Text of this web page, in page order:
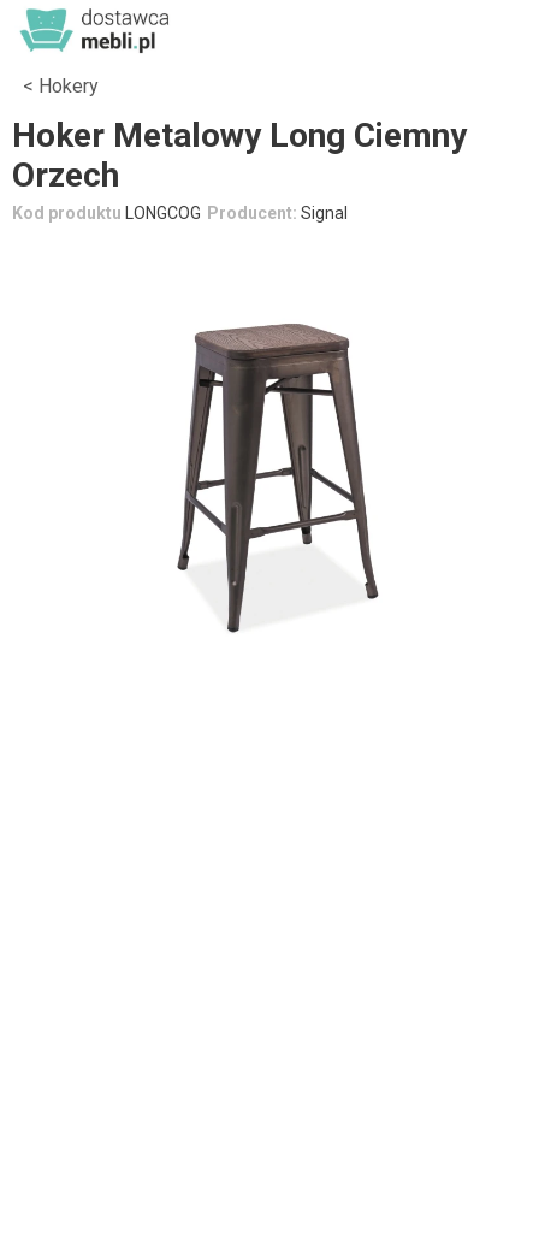
Hokery
Hoker Metalowy Long Ciemny
Orzech
Kod produktu LONGCOG Producent: Signal